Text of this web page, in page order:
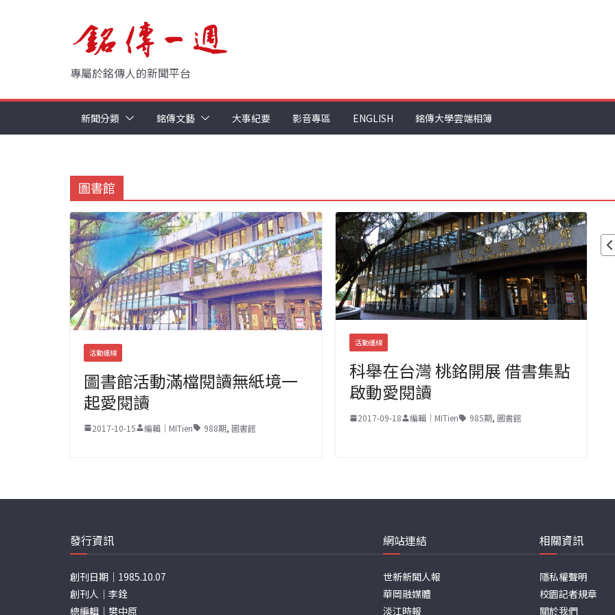
專屬於銘傳人的新聞平台
新聞分類 銘傳文藝 大事紀要 影音專區 ENGLISH 銘傳大學雲端相簿
圖書館
活動連線
圖書館活動滿檔閱讀無紙境一
起愛閱讀
2017-10-15 編輯｜MITien 988期, 圖書館
活動連線
科舉在台灣 桃銘開展 借書集點
啟動愛閱讀
2017-09-18 編輯｜MITien 985期, 圖書館
發行資訊
創刊日期｜1985.10.07
創刊人｜李銓
總編輯｜樊中原
網站連結
世新新聞人報
華岡融媒體
淡江時報
相關資訊
隱私權聲明
校園記者規章
關於我們